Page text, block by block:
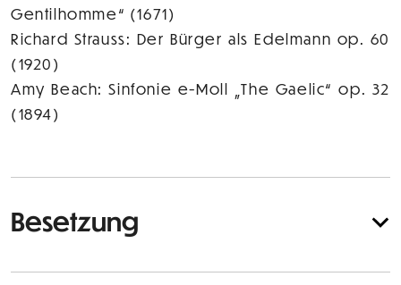
Gentilhomme“ (1671)
Richard Strauss: Der Bürger als Edelmann op. 60
(1920)
Amy Beach: Sinfonie e-Moll „The Gaelic“ op. 32
(1894)
Besetzung